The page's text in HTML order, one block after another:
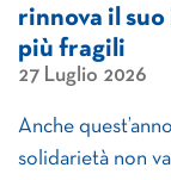
rinnova il
più fragili
27 Luglio 2026
Anche
solidarietà non